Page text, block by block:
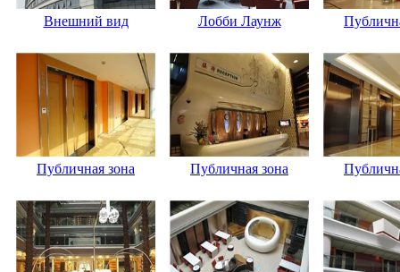
Внешний вид Лобби Лаунж
Публичная зона Публичная зона